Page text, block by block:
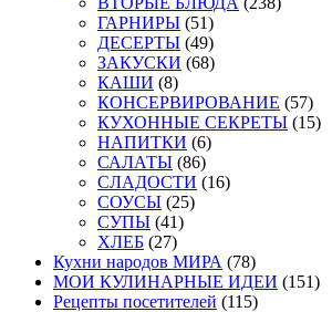
ГАРНИРЫ (51)
ДЕСЕРТЫ (49)
ЗАКУСКИ (68)
КАШИ (8)
КОНСЕРВИРОВАНИЕ (57)
КУХОННЫЕ СЕКРЕТЫ (15)
НАПИТКИ (6)
САЛАТЫ (86)
СЛАДОСТИ (16)
СОУСЫ (25)
СУПЫ (41)
ХЛЕБ (27)
Кухни народов МИРА (78)
МОИ КУЛИНАРНЫЕ ИДЕИ (151)
Рецепты посетителей (115)